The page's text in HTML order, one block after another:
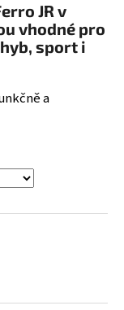
JR v
vhodné pro
sport i
a